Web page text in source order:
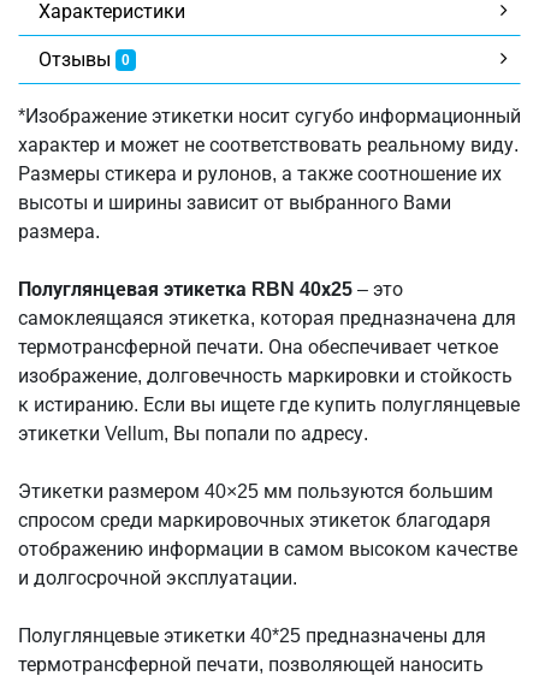
Характеристики
Отзывы 0
*Изображение этикетки носит сугубо информационный
характер и может не соответствовать реальному виду.
Размеры стикера и рулонов, а также соотношение их
высоты и ширины зависит от выбранного Вами
размера.
Полуглянцевая этикетка RBN 40х25 – это
самоклеящаяся этикетка, которая предназначена для
термотрансферной печати. Она обеспечивает четкое
изображение, долговечность маркировки и стойкость
к истиранию. Если вы ищете где купить полуглянцевые
этикетки Vellum, Вы попали по адресу.
Этикетки размером 40×25 мм пользуются большим
спросом среди маркировочных этикеток благодаря
отображению информации в самом высоком качестве
и долгосрочной эксплуатации.
Полуглянцевые этикетки 40*25 предназначены для
термотрансферной печати, позволяющей наносить